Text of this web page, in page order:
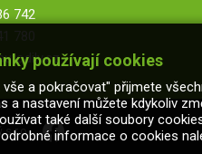
742
s.r.o.
používají cookies
vše a pokračovat" přijmete
a nastavení můžete kdykoliv
také další soubory
informace o cookies